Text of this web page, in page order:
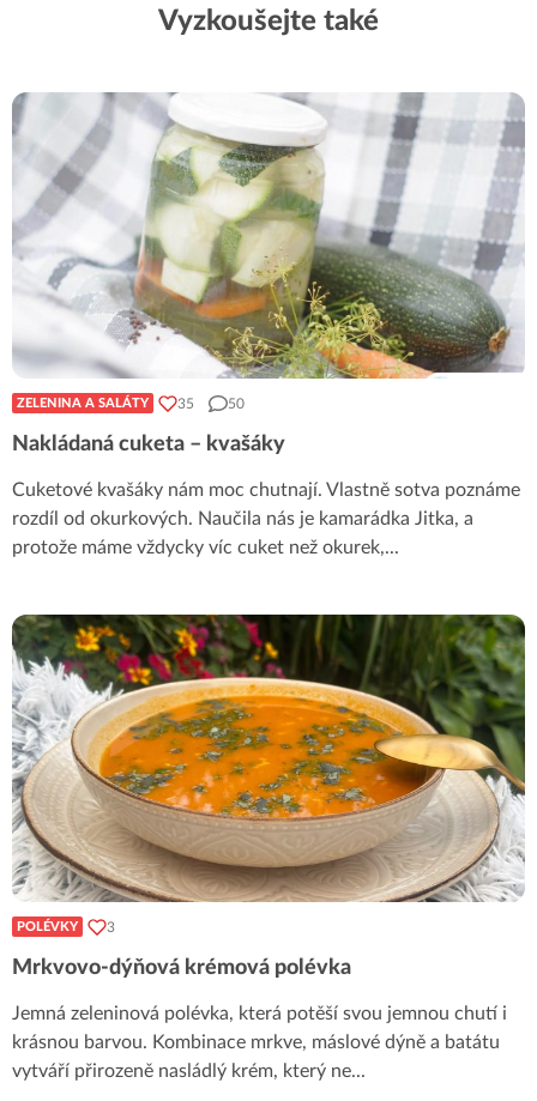
Vyzkoušejte také
ZELENINA A SALÁTY 35 50
Nakládaná cuketa – kvašáky
Cuketové kvašáky nám moc chutnají. Vlastně sotva poznáme
rozdíl od okurkových. Naučila nás je kamarádka Jitka, a
protože máme vždycky víc cuket než okurek,...
POLÉVKY 3
Mrkvovo-dýňová krémová polévka
Jemná zeleninová polévka, která potěší svou jemnou chutí i
krásnou barvou. Kombinace mrkve, máslové dýně a batátu
vytváří přirozeně nasládlý krém, který ne...